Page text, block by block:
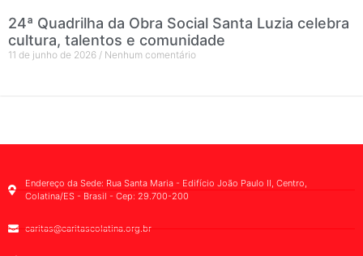
24ª Quadrilha da Obra Social Santa Luzia celebra
cultura, talentos e comunidade
11 de junho de 2026 Nenhum comentário
Endereço da Sede: Rua Santa Maria - Edifício João Paulo II, Centro,
Colatina/ES - Brasil - Cep: 29.700-200
caritas@caritascolatina.org.br